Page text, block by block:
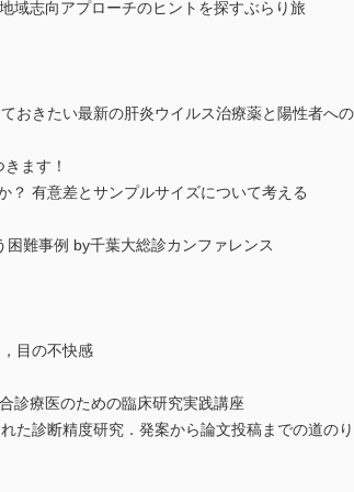
志向アプローチのヒントを探すぶらり旅
きたい最新の肝炎ウイルス治療薬と陽性者へ
ます！
有意差とサンプルサイズについて考える
難事例 by千葉大総診カンファレンス
目の不快感
診療医のための臨床研究実践講座
診断精度研究．発案から論文投稿までの道のり